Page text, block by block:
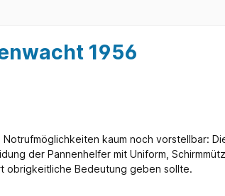
1956
kaum noch vorstellbar:
der Pannenhelfer mit Uniform,
obrigkeitliche Bedeutung geben sollte.